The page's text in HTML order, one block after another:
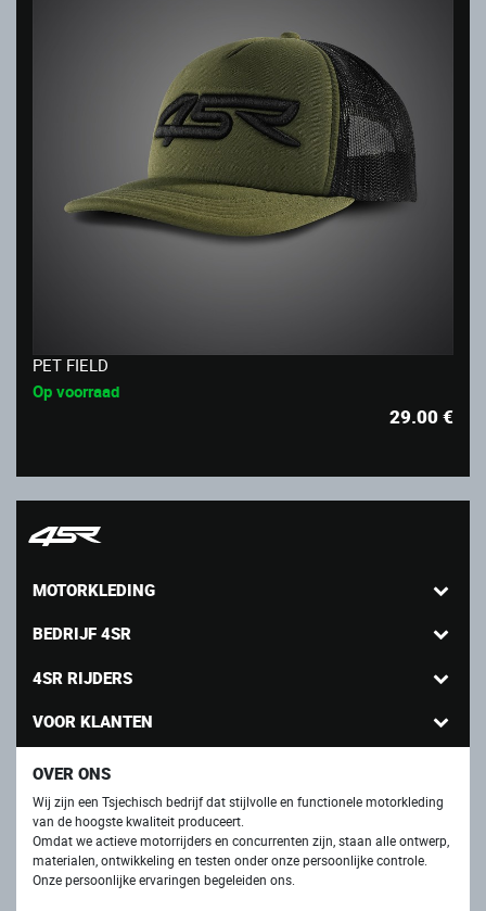
PET FIELD
Op voorraad
29.00€
MOTORKLEDING
BEDRIJF 4SR
4SR RIJDERS
VOOR KLANTEN
OVER ONS
Wij zijn een Tsjechisch bedrijf dat stijlvolle en functionele motorkleding
van de hoogste kwaliteit produceert.
Omdat we actieve motorrijders en concurrenten zijn, staan ​​alle ontwerp,
materialen, ontwikkeling en testen onder onze persoonlijke controle.
Onze persoonlijke ervaringen begeleiden ons.